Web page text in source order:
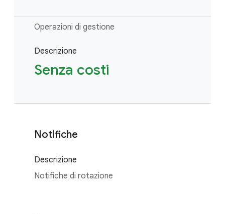
Operazioni di gestione
Descrizione
Senza costi
Notifiche
Descrizione
Notifiche di rotazione